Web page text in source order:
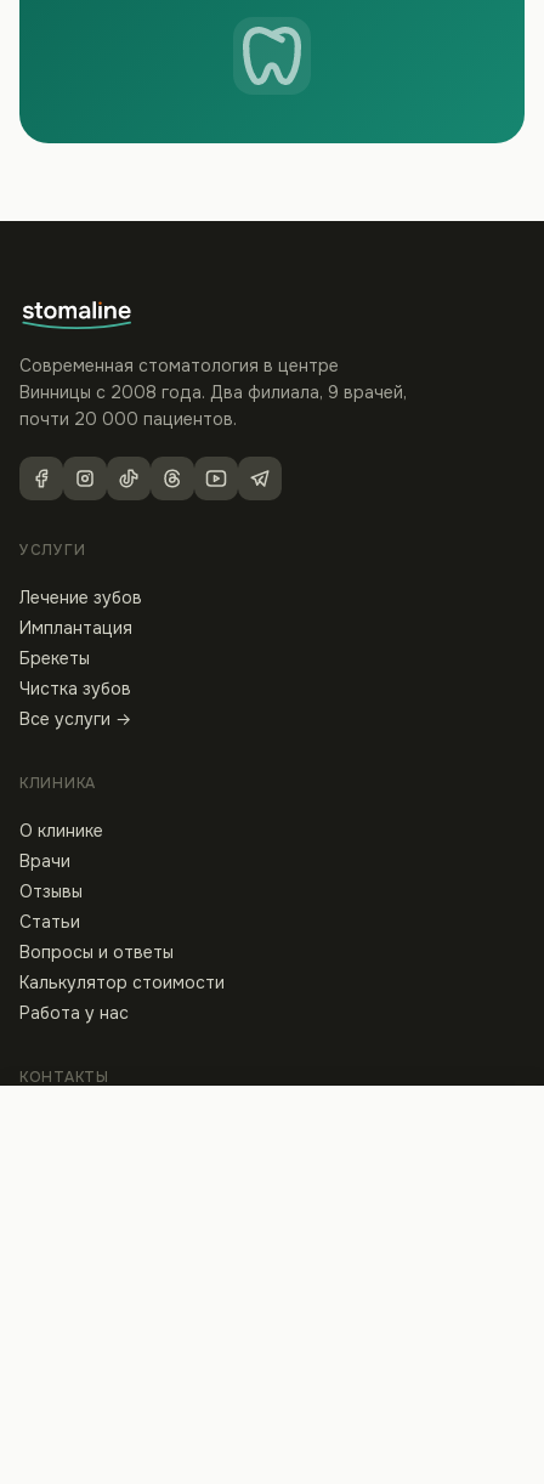
Современная стоматология в центре
Винницы с 2008 года. Два филиала, 9 врачей,
почти 20 000 пациентов.
УСЛУГИ
Лечение зубов
Имплантация
Брекеты
Чистка зубов
Все услуги →
КЛИНИКА
О клинике
Врачи
Отзывы
Статьи
Вопросы и ответы
Калькулятор стоимости
Работа у нас
КОНТАКТЫ